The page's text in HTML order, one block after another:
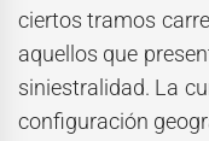
ciertos tramos
aquellos que
siniestralidad. La
configuración